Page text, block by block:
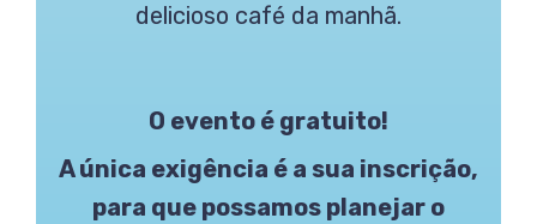
delicioso café da manhã.
O evento é gratuito!
A única exigência é a sua inscrição,
para que possamos planejar o